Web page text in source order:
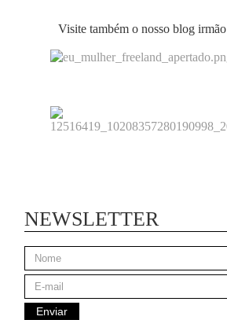
Visite também o nosso blog irmão
NEWSLETTER